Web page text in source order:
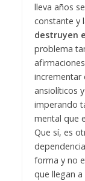
lleva años
constante y
destruyen
problema
incrementar
ansiolíticos
imperando
mental que
Que sí, es
forma y no
que llegan